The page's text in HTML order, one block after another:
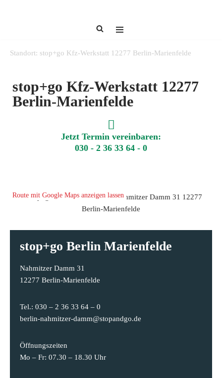
springen
Standort: stop+go Kfz-Werkstatt 12277 Berlin-Marienfelde
stop+go Kfz-Werkstatt 12277
Berlin-Marienfelde
Jetzt Termin vereinbaren:
030 - 2 36 33 64 - 0
Route mit Google Maps anzeigen lassen
stop+go Berlin Marienfelde
Nahmitzer Damm 31
12277 Berlin-Marienfelde
Tel.: 030 – 2 36 33 64 – 0
berlin-nahmitzer-damm@stopandgo.de
Öffnungszeiten
Mo – Fr: 07.30 – 18.30 Uhr